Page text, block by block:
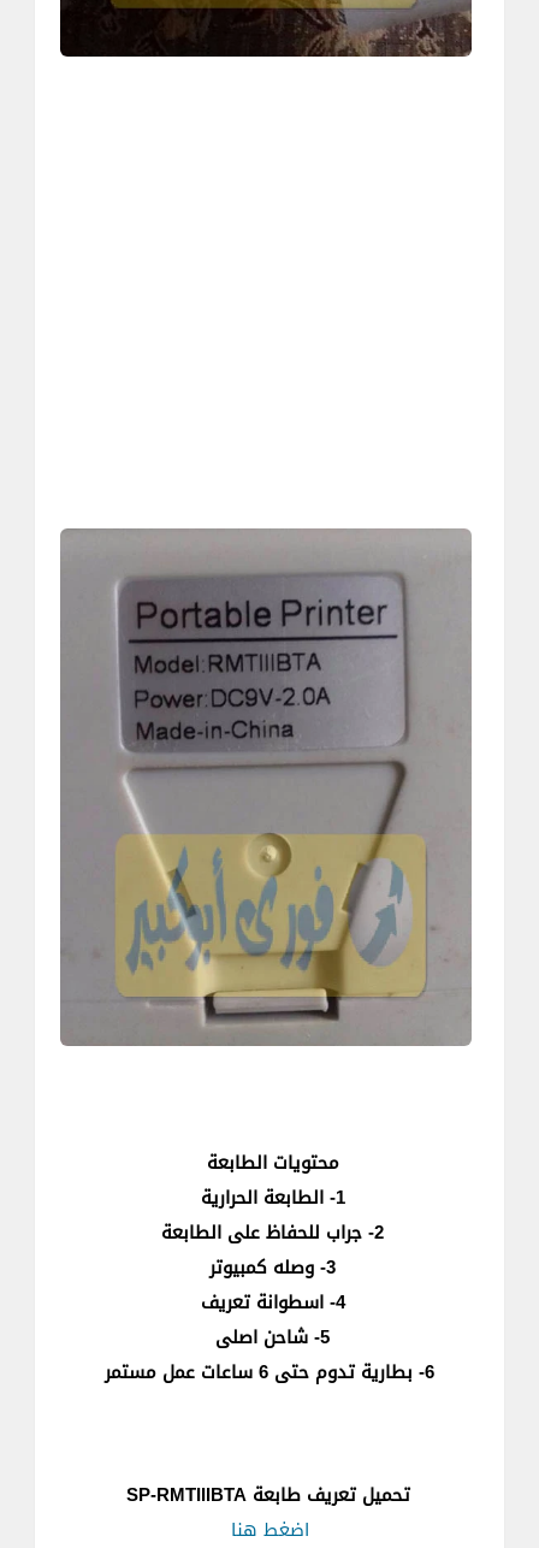
محتويات الطابعة
1- الطابعة الحرارية
2- جراب للحفاظ على الطابعة
3- وصله كمبيوتر
4- اسطوانة تعريف
5- شاحن اصلى
6- بطارية تدوم حتى 6 ساعات عمل مستمر
تحميل تعريف طابعة SP-RMTIIIBTA
اضغط هنا